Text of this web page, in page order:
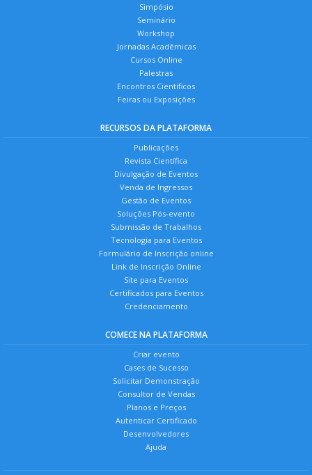
Simpósio
Seminário
Workshop
Jornadas Acadêmicas
Cursos Online
Palestras
Encontros Científicos
Feiras ou Exposições
RECURSOS DA PLATAFORMA
Publicações
Revista Científica
Divulgação de Eventos
Venda de Ingressos
Gestão de Eventos
Soluções Pós-evento
Submissão de Trabalhos
Tecnologia para Eventos
Formulário de Inscrição online
Link de Inscrição Online
Site para Eventos
Certificados para Eventos
Credenciamento
COMECE NA PLATAFORMA
Criar evento
Cases de Sucesso
Solicitar Demonstração
Consultor de Vendas
Planos e Preços
Autenticar Certificado
Desenvolvedores
Ajuda